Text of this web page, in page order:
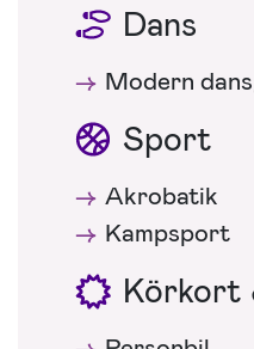
Dans
Modern
Sport
Akrobatik
Kampsport
Körkort